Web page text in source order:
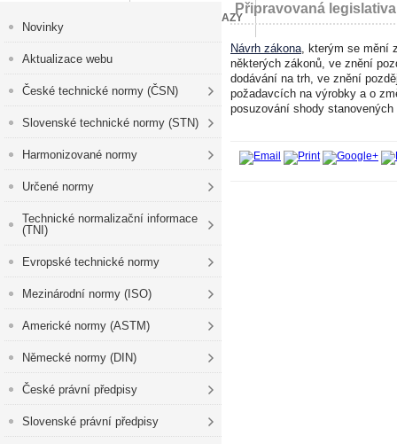
UŽITEČNÉ ODKAZY
Novinky
Aktualizace webu
České technické normy (ČSN)
Slovenské technické normy (STN)
Harmonizované normy
Určené normy
Technické normalizační informace
(TNI)
Evropské technické normy
Mezinárodní normy (ISO)
Americké normy (ASTM)
Německé normy (DIN)
České právní předpisy
Slovenské právní předpisy
Připravovaná legislativa
Návrh zákona, kterým se mění
některých zákonů, ve znění
dodávání na trh, ve znění
požadavcích na výrobky a o
posuzování shody